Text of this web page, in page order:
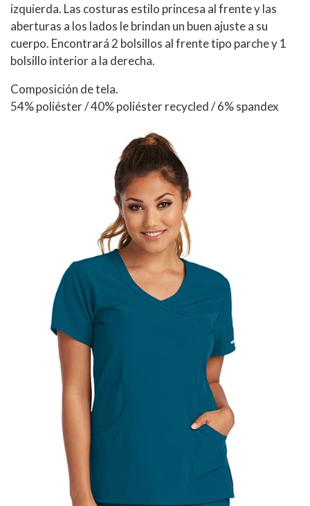
izquierda. Las costuras estilo princesa al frente y las
aberturas a los lados le brindan un buen ajuste a su
cuerpo. Encontrará 2 bolsillos al frente tipo parche y 1
bolsillo interior a la derecha.
Composición de tela.
54% poliéster / 40% poliéster recycled / 6% spandex